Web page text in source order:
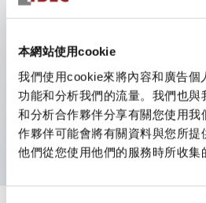
本網站使用cookie
我們使用cookie來將內容和廣告個
功能和分析我們的流量。我們也與
和分析合作夥伴分享有關您使用我
作夥伴可能會將有關資料與您所提
他們從您使用他們的服務時所收集
支援分離型／單板式
優秀的防水性能。保護結構IP65
按鈕開關、選擇開關、帶鎖選
邊框顏色有黑色與金屬色兩種。
LED照明帶來明亮且清晰的照明